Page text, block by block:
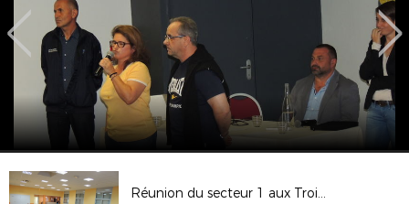
Réunion du secteur 1 aux Trois Moutiers